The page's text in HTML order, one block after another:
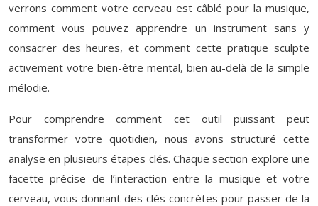
verrons comment votre cerveau est câblé pour la musique,
comment vous pouvez apprendre un instrument sans y
consacrer des heures, et comment cette pratique sculpte
activement votre bien-être mental, bien au-delà de la simple
mélodie.
Pour comprendre comment cet outil puissant peut
transformer votre quotidien, nous avons structuré cette
analyse en plusieurs étapes clés. Chaque section explore une
facette précise de l’interaction entre la musique et votre
cerveau, vous donnant des clés concrètes pour passer de la